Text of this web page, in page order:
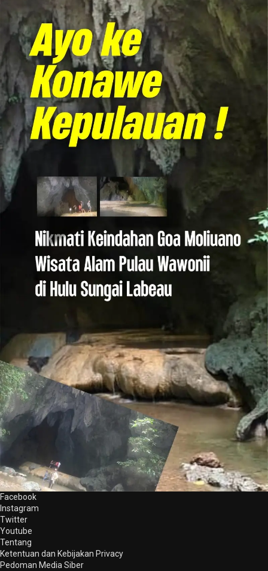
Facebook
Instagram
Twitter
Youtube
Tentang
Ketentuan dan Kebijakan Privacy
Pedoman Media Siber